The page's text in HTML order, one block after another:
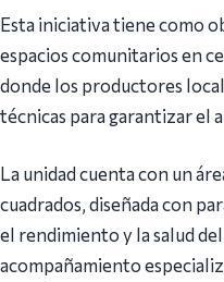
Esta iniciativa tiene como
espacios comunitarios en
donde los productores
técnicas para garantizar el
La unidad cuenta con un
cuadrados, diseñada con
el rendimiento y la salud
acompañamiento